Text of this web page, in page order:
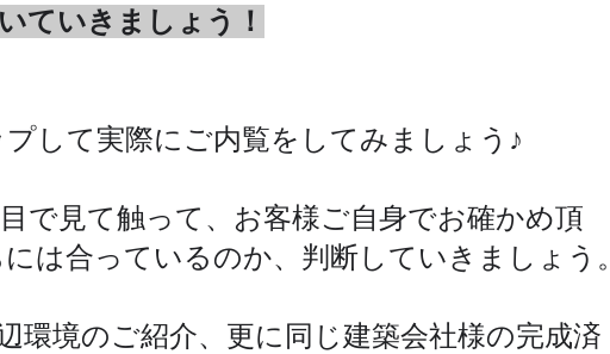
ていきましょう！
して実際にご内覧をしてみましょう♪
で見て触って、お客様ご自身でお確かめ頂
は合っているのか、判断していきましょう。
環境のご紹介、更に同じ建築会社様の完成済